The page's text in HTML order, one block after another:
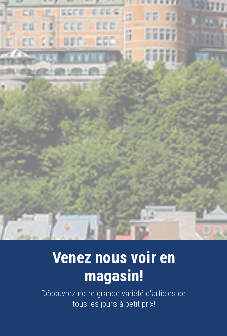
Venez nous voir en
magasin!
Découvrez notre grande variété d'articles de
tous les jours à petit prix!